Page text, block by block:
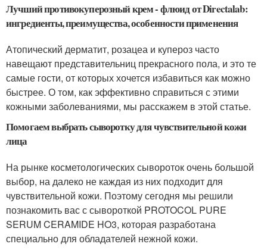
Лучший противокуперозный крем - флюид от Directalab:
ингредиенты, преимущества, особенности применения
Атопический дерматит, розацеа и купероз часто
навещают представительниц прекрасного пола, и это те
самые гости, от которых хочется избавиться как можно
быстрее. О том, как эффективно справиться с этими
кожными заболеваниями, мы расскажем в этой статье.
Помогаем выбрать сыворотку для чувствительной кожи
лица
На рынке косметологических сывороток очень большой
выбор, на далеко не каждая из них подходит для
чувствительной кожи. Поэтому сегодня мы решили
познакомить вас с сывороткой PROTOCOL PURE
SERUM CERAMIDE HO3, которая разработана
специально для обладателей нежной кожи.